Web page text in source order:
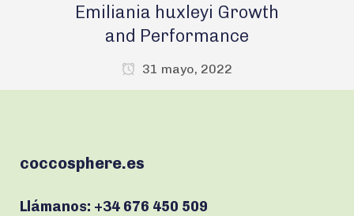
Emiliania huxleyi Growth
and Performance
31 mayo, 2022
coccosphere.es
Llámanos: +34 676 450 509